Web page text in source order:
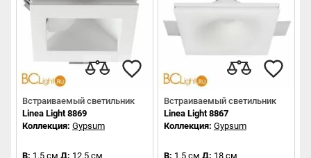
Встраиваемый светильник
Linea Light 8869
Коллекция: Gypsum
В: 1.5 см Д: 12.5 см
Встраиваемый светильник
Linea Light 8867
Коллекция: Gypsum
В: 1.5 см Д: 18 см